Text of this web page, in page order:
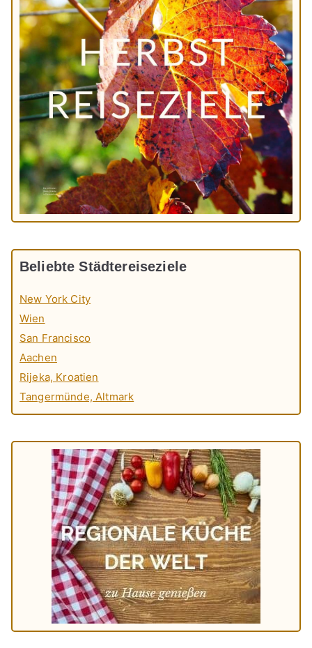
Beliebte Städtereiseziele
New York City
Wien
San Francisco
Aachen
Rijeka, Kroatien
Tangermünde, Altmark